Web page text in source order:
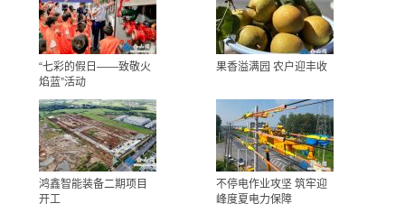
“七彩的假日——致敬火
焰蓝”活动
果香溢满园 农户迎丰收
鸿鑫智能装备二期项目
开工
不停电作业攻坚 筑牢迎
峰度夏电力保障